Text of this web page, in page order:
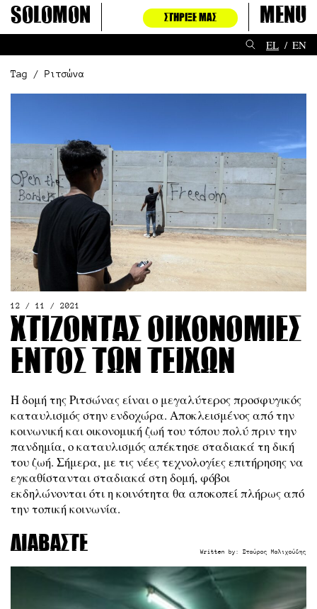
Μετάβαση
στοSolomon ΣΤΉΡΙΞΈ ΜΑΣ Menu
EL EN
Tag / Ριτσώνα
12 / 11 / 2021
Χτίζοντας οικονομίες
εντός των τειχών
Η δομή της Ριτσώνας είναι ο μεγαλύτερος προσφυγικός
καταυλισμός στην ενδοχώρα. Αποκλεισμένος από την
κοινωνική και οικονομική ζωή του τόπου πολύ πριν την
πανδημία, ο καταυλισμός απέκτησε σταδιακά τη δική
του ζωή. Σήμερα, με τις νέες τεχνολογίες επιτήρησης να
εγκαθίστανται σταδιακά στη δομή, φόβοι
εκδηλώνονται ότι η κοινότητα θα αποκοπεί πλήρως από
την τοπική κοινωνία.
Διαβάστε Written by: Σταύρος Μαλιχούδης